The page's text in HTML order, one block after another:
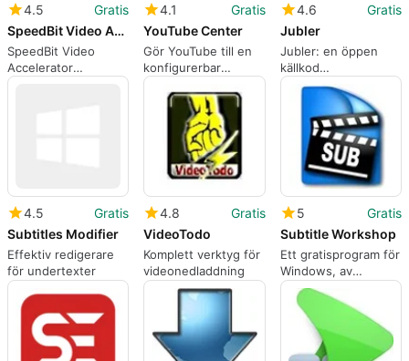
4.5
Gratis
SpeedBit Video Accelerator
SpeedBit Video
Accelerator
förbättrar
4.1
Gratis
YouTube Center
Gör YouTube till en
konfigurerbar
spelare med
YouTube Center
4.6
Gratis
Jubler
Jubler: en öppen
källkod
undertextredigerare
synkronisering och
översättning
4.5
Gratis
Subtitles Modifier
Effektiv redigerare
för undertexter
4.8
Gratis
VideoTodo
Komplett verktyg för
videonedladdning
5
Gratis
Subtitle Workshop
Ett gratisprogram för
Windows, av
UruSoft.